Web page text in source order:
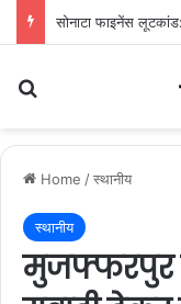
सोनाटा फाइनेंस
Home /स्थानीय
स्थानीय
मुजफ्फरपुर